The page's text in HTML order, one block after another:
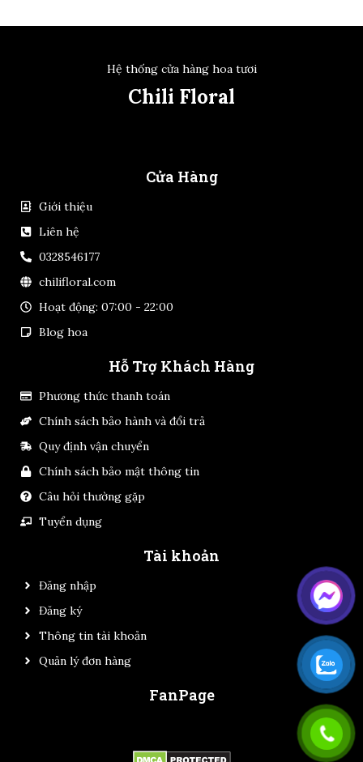
Hệ thống cửa hàng hoa tươi
Chili Floral
Cửa Hàng
Giới thiệu
Liên hệ
0328546177
chilifloral.com
Hoạt động: 07:00 - 22:00
Blog hoa
Hỗ Trợ Khách Hàng
Phương thức thanh toán
Chính sách bảo hành và đổi trả
Quy định vận chuyển
Chính sách bảo mật thông tin
Câu hỏi thường gặp
Tuyển dụng
Tài khoản
Đăng nhập
Đăng ký
Thông tin tài khoản
Quản lý đơn hàng
FanPage